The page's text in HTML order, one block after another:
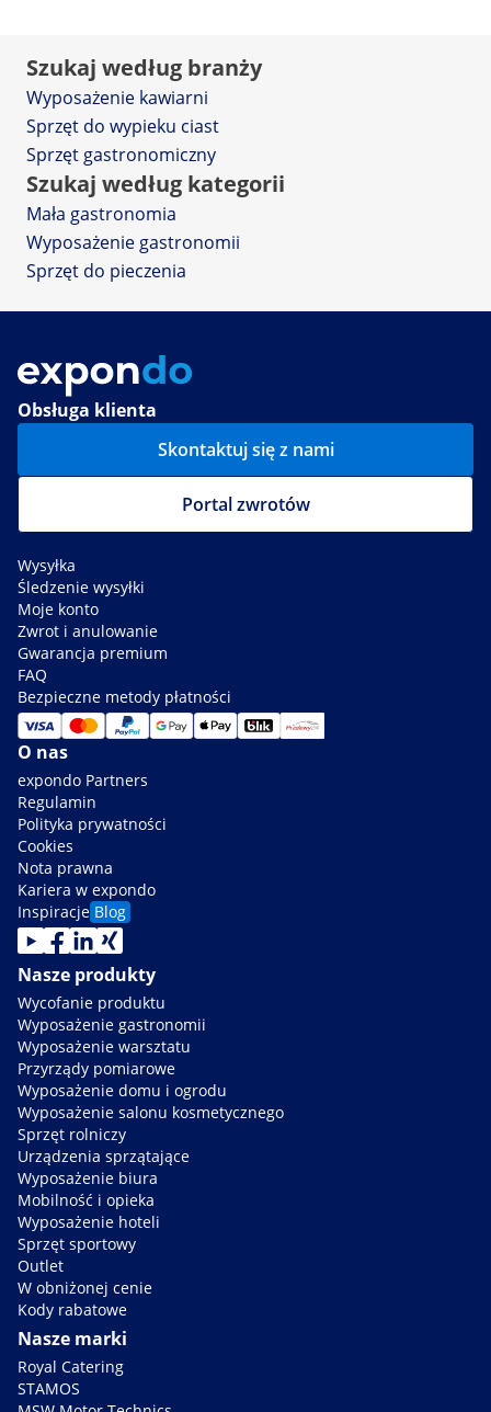
Szukaj według branży
Wyposażenie kawiarni
Sprzęt do wypieku ciast
Sprzęt gastronomiczny
Szukaj według kategorii
Mała gastronomia
Wyposażenie gastronomii
Sprzęt do pieczenia
Obsługa klienta
Skontaktuj się z nami
Portal zwrotów
Wysyłka
Śledzenie wysyłki
Moje konto
Zwrot i anulowanie
Gwarancja premium
FAQ
Bezpieczne metody płatności
O nas
expondo Partners
Regulamin
Polityka prywatności
Cookies
Nota prawna
Kariera w expondo
Inspiracje Blog
Nasze produkty
Wycofanie produktu
Wyposażenie gastronomii
Wyposażenie warsztatu
Przyrządy pomiarowe
Wyposażenie domu i ogrodu
Wyposażenie salonu kosmetycznego
Sprzęt rolniczy
Urządzenia sprzątające
Wyposażenie biura
Mobilność i opieka
Wyposażenie hoteli
Sprzęt sportowy
Outlet
W obniżonej cenie
Kody rabatowe
Nasze marki
Royal Catering
STAMOS